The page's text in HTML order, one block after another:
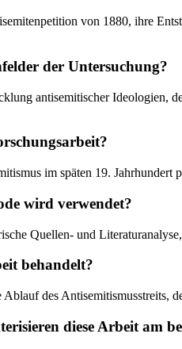
von 1880, ihre
der Untersuchung?
antisemitischer Ideologien,
im späten 19.
wird verwendet?
Quellen- und
behandelt?
des Antisemitismusstreits,
diese Arbeit am